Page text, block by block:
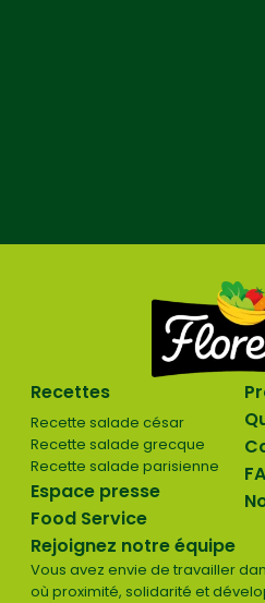
Recettes
Recette salade césar
Recette salade grecque
Recette salade parisienne
Espace presse
Food Service
Rejoignez notre équipe
Vous avez envie de travailler
où proximité, solidarité et